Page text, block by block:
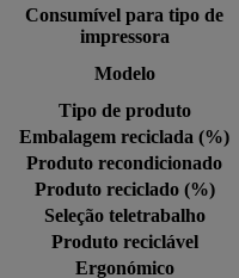
Consumível para tipo de
impressora
Modelo
Tipo de produto
Embalagem reciclada (%)
Produto recondicionado
Produto reciclado (%)
Seleção teletrabalho
Produto reciclável
Ergonómico